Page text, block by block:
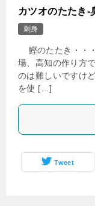
カツオのたたき-
刺身
鰹のたたき・・
場、高知の作り方
のは難しいですけ
を使 […]
Tweet